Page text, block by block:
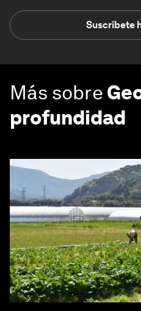
Suscríbete
Más sobre
profundidad